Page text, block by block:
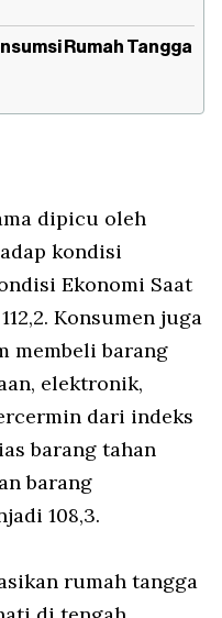
Rumah Tangga
dipicu oleh
kondisi
Ekonomi Saat
Konsumen juga
membeli barang
elektronik,
dari indeks
barang tahan
barang
108,3.
rumah tangga